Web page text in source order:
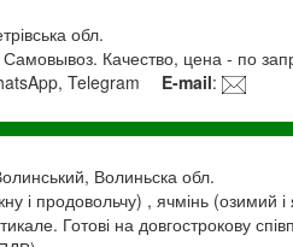
обл.
Качество, цена - по
Telegram E-mail:
Волиньска обл.
і продовольчу) , ячмінь (озимий
Готові на довгострокову